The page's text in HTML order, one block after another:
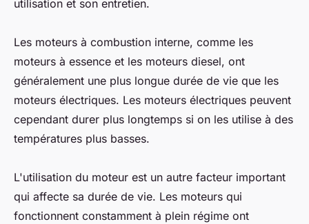
utilisation et son entretien.
Les moteurs à combustion interne, comme les
moteurs à essence et les moteurs diesel, ont
généralement une plus longue durée de vie que les
moteurs électriques. Les moteurs électriques peuvent
cependant durer plus longtemps si on les utilise à des
températures plus basses.
L'utilisation du moteur est un autre facteur important
qui affecte sa durée de vie. Les moteurs qui
fonctionnent constamment à plein régime ont